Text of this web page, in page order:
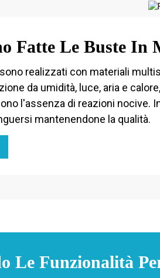
Fatte Le Buste In
realizzati con materiali
da umidità, luce, aria e
l'assenza di reazioni nocive.
mantenendone la qualità.
Le Funzionalità